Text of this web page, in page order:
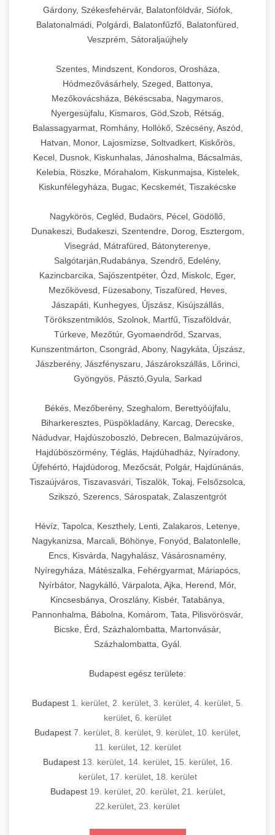
Gárdony, Székesfehérvár, Balatonföldvár, Siófok,
Balatonalmádi, Polgárdi, Balatonfűzfő, Balatonfüred,
Veszprém, Sátoraljaújhely
Szentes, Mindszent, Kondoros, Orosháza,
Hódmezővásárhely, Szeged, Battonya,
Mezőkovácsháza, Békéscsaba, Nagymaros,
Nyergesújfalu, Kismaros, Göd,Szob, Rétság,
Balassagyarmat, Romhány, Hollókő, Szécsény, Aszód,
Hatvan, Monor, Lajosmizse, Soltvadkert, Kiskőrös,
Kecel, Dusnok, Kiskunhalas, Jánoshalma, Bácsalmás,
Kelebia, Röszke, Mórahalom, Kiskunmajsa, Kistelek,
Kiskunfélegyháza, Bugac, Kecskemét, Tiszakécske
Nagykörös, Cegléd, Budaörs, Pécel, Gödöllő,
Dunakeszi, Budakeszi, Szentendre, Dorog, Esztergom,
Visegrád, Mátrafüred, Bátonyterenye,
Salgótarján,Rudabánya, Szendrő, Edelény,
Kazincbarcika, Sajószentpéter, Ózd, Miskolc, Eger,
Mezőkövesd, Füzesabony, Tiszafüred, Heves,
Jászapáti, Kunhegyes, Újszász, Kisújszállás,
Törökszentmiklós, Szolnok, Martfű, Tiszaföldvár,
Túrkeve, Mezőtúr, Gyomaendrőd, Szarvas,
Kunszentmárton, Csongrád, Abony, Nagykáta, Újszász,
Jászberény, Jászfényszaru, Jászárokszállás, Lőrinci,
Gyöngyös, Pásztó,Gyula, Sarkad
Békés, Mezőberény, Szeghalom, Berettyóújfalu,
Biharkeresztes, Püspökladány, Karcag, Derecske,
Nádudvar, Hajdúszoboszló, Debrecen, Balmazújváros,
Hajdúböszörmény, Téglás, Hajdúhadház, Nyíradony,
Újfehértó, Hajdúdorog, Mezőcsát, Polgár, Hajdúnánás,
Tiszaújváros, Tiszavasvári, Tiszalök, Tokaj, Felsőzsolca,
Szikszó, Szerencs, Sárospatak, Zalaszentgrót
Hévíz, Tapolca, Keszthely, Lenti, Zalakaros, Letenye,
Nagykanizsa, Marcali, Böhönye, Fonyód, Balatonlelle,
Encs, Kisvárda, Nagyhalász, Vásárosnamény,
Nyíregyháza, Mátészalka, Fehérgyarmat, Máriapócs,
Nyírbátor, Nagykálló, Várpalota, Ajka, Herend, Mór,
Kincsesbánya, Oroszlány, Kisbér, Tatabánya,
Pannonhalma, Bábolna, Komárom, Tata, Pilisvörösvár,
Bicske, Érd, Százhalombatta, Martonvásár,
Százhalombatta, Gyál.
Budapest egész területe:
Budapest 1. kerület, 2. kerület, 3. kerület, 4. kerület, 5.
kerület, 6. kerület
Budapest 7. kerület, 8. kerület, 9. kerület, 10. kerület,
11. kerület, 12. kerület
Budapest 13. kerület, 14. kerület, 15. kerület, 16.
kerület, 17. kerület, 18. kerület
Budapest 19. kerület, 20. kerület, 21. kerület,
22.kerület, 23. kerület